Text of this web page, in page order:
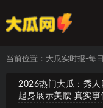
当前位置： 大瓜实时报-每
2026热门大瓜：秀
起身展示美腰 真实事